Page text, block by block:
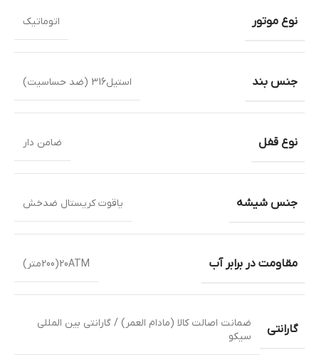
نوع موتور اتوماتیک
جنس بند استیل316 (ضد حساسیت)
نوع قفل ضامن دار
جنس شیشه یاقوت کریستال ضدخش
مقاومت در برابر آب 20ATM(200متر)
گارانتی
ضمانت اصالت کالا (مادام العمر) / گارانتی بین المللی
سیکو